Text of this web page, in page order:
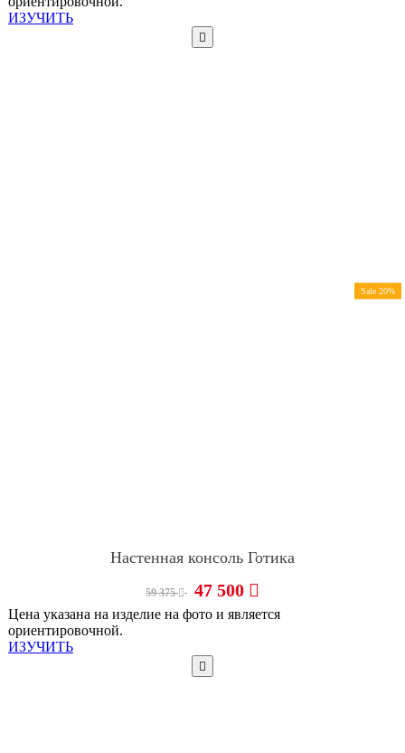
ИЗУЧИТЬ
Sale 20%
Настенная консоль Готика
59 375 47 500
Цена указана на изделие на фото и является
ориентировочной.
ИЗУЧИТЬ